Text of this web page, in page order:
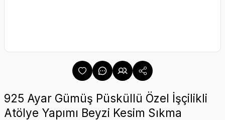
925 Ayar Gümüş Püsküllü Özel İşçilikli
Atölye Yapımı Beyzi Kesim Sıkma